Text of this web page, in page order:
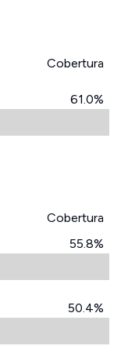
Cobertura
61.0%
Cobertura
55.8%
50.4%